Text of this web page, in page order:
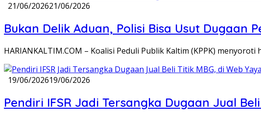
21/06/202621/06/2026
Bukan Delik Aduan, Polisi Bisa Usut Dugaan
HARIANKALTIM.COM – Koalisi Peduli Publik Kaltim (KPPK)
19/06/202619/06/2026
Pendiri IFSR Jadi Tersangka Dugaan Jual